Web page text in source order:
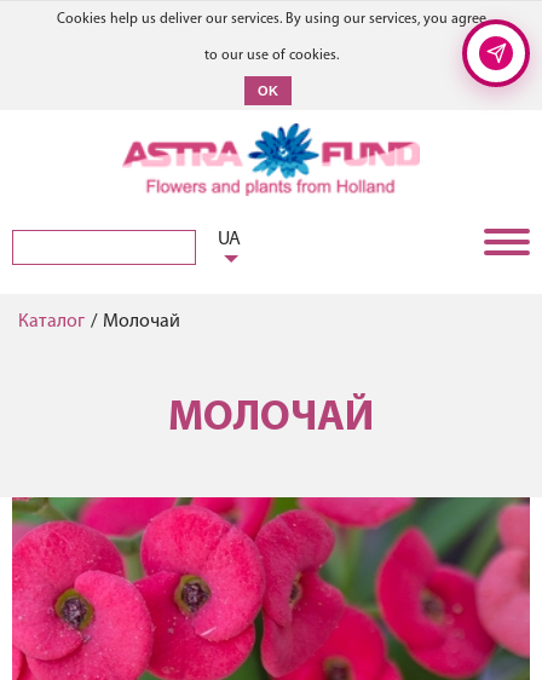
Cookies help us deliver our services. By using our services, you agree
to our use of cookies.
OK
UA
Каталог / Молочай
МОЛОЧАЙ